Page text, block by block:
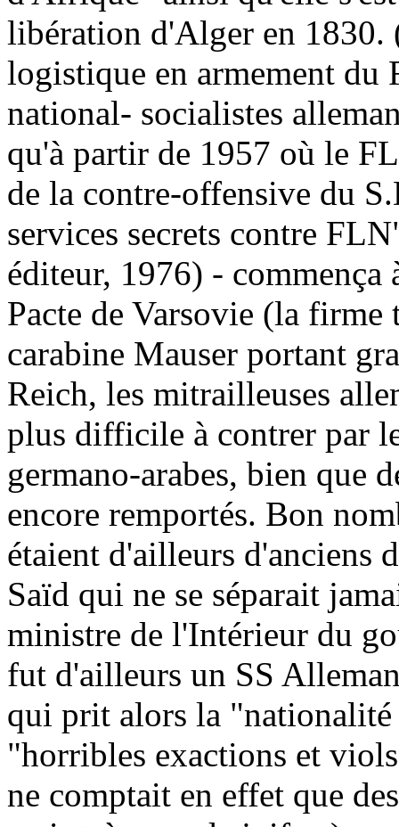
libération d'Alger en 1830.
logistique en armement du
national- socialistes
qu'à partir de 1957 où le
de la contre-offensive du
services secrets contre
éditeur, 1976) - commença
Pacte de Varsovie (la
carabine Mauser portant
Reich, les mitrailleuses
plus difficile à contrer par
germano-arabes, bien que
encore remportés. Bon
étaient d'ailleurs d'anciens
Saïd qui ne se séparait
ministre de l'Intérieur du
fut d'ailleurs un SS
qui prit alors la
"horribles exactions et
ne comptait en effet que